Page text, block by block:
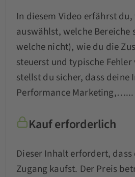
In diesem Video erfährst
auswählst, welche Bereiche
welche nicht), wie du die
steuerst und typische
stellst du sicher, dass deine
Performance Marketing,…...
Kauf erforderlich
Dieser Inhalt erfordert, dass
Zugang kaufst. Der Preis